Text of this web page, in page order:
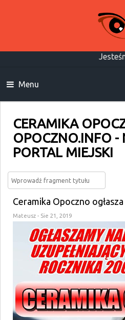
Menu
CERAMIKA
OPOCZNO.INFO -
PORTAL MIEJSKI
Ceramika Opoczno
Mateusz - Sie 21, 2019